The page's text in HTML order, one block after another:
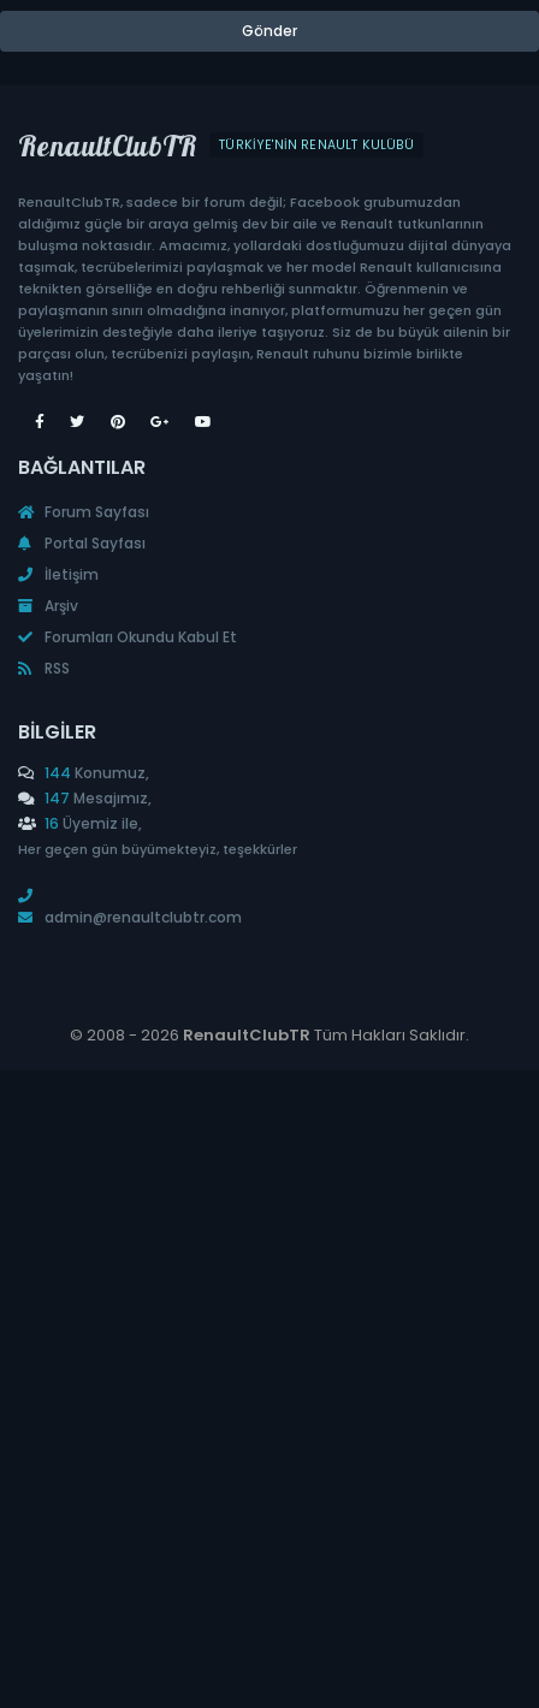
RenaultClubTR TÜRKIYE'NIN RENAULT KULÜBÜ
RenaultClubTR, sadece bir forum değil; Facebook grubumuzdan
aldığımız güçle bir araya gelmiş dev bir aile ve Renault tutkunlarının
buluşma noktasıdır. Amacımız, yollardaki dostluğumuzu dijital dünyaya
taşımak, tecrübelerimizi paylaşmak ve her model Renault kullanıcısına
teknikten görselliğe en doğru rehberliği sunmaktır. Öğrenmenin ve
paylaşmanın sınırı olmadığına inanıyor, platformumuzu her geçen gün
üyelerimizin desteğiyle daha ileriye taşıyoruz. Siz de bu büyük ailenin bir
parçası olun, tecrübenizi paylaşın, Renault ruhunu bizimle birlikte
yaşatın!
BAĞLANTILAR
Forum Sayfası
Portal Sayfası
İletişim
Arşiv
Forumları Okundu Kabul Et
RSS
BILGILER
144 Konumuz,
147 Mesajımız,
16 Üyemiz ile,
Her geçen gün büyümekteyiz, teşekkürler
admin@renaultclubtr.com
© 2008 - 2026 RenaultClubTR Tüm Hakları Saklıdır.